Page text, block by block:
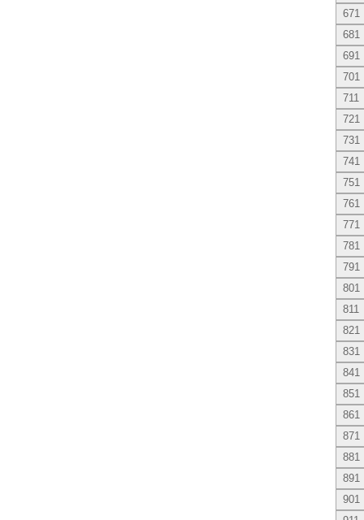
671
681
691
701
711
721
731
741
751
761
771
781
791
801
811
821
831
841
851
861
871
881
891
901